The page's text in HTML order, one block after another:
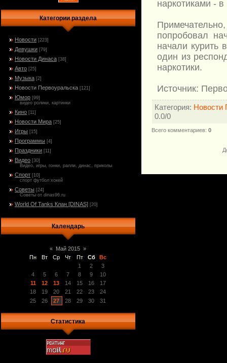
Категории раздела
Новости [223]
Девушки [79]
Новости Динаса [38]
Авто [25]
Музыка [2]
Новости Первоуральска [121]
Юмор [99]
видео ролики, картинки
Кино [11]
Новости Мира [25]
Игры [15]
Программы [4]
Праздники [11]
Видео [30]
Видео, игры, гонки, ралли, динас, приколы
Спорт [10]
спорт футбол хокей
Советы [24]
Советы от dinas96.ru
World Of Tanks Клан [DINAS] [20]
Календарь
« Май 2015 »
Пн
Вт Ср Чт Пт Сб
Вс
1
2
3
4
5 6 7 8 9
10
11
12 13 14 15 16
17
18
19 20 21 22 23
24
25
26 27 28 29 30 31
Статистика
наркотиками -
попробовал
начали
один из
наркотики.
Источник:
Категория: Новости
0.0/0
Всего комментариев: 0